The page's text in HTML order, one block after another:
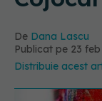
De Dana Lascu
Publicat pe 23 feb
Distribuie acest